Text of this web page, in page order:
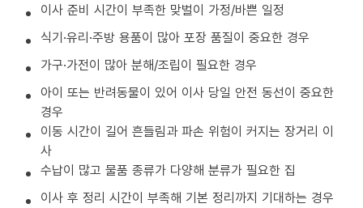
이사 준비 시간이 부족한 맞벌이 가정/바쁜 일정
식기·유리·주방 용품이 많아 포장 품질이 중요한 경우
가구·가전이 많아 분해/조립이 필요한 경우
아이 또는 반려동물이 있어 이사 당일 안전 동선이 중요한
경우
이동 시간이 길어 흔들림과 파손 위험이 커지는 장거리 이
사
수납이 많고 물품 종류가 다양해 분류가 필요한 집
이사 후 정리 시간이 부족해 기본 정리까지 기대하는 경우